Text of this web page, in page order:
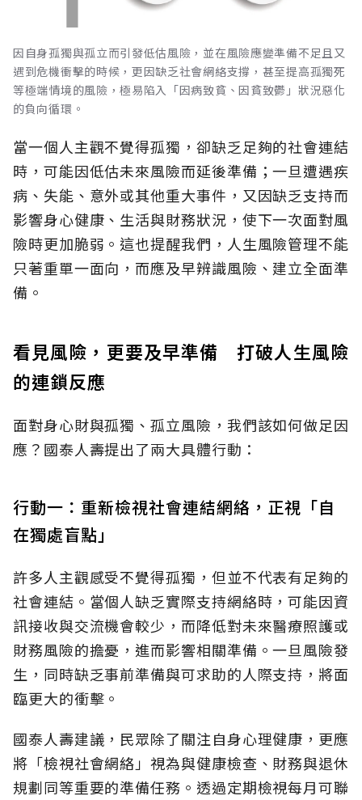
因自身孤獨與孤立而引發低估風險，並在風險應變準備不足且又
遇到危機衝擊的時候，更因缺乏社會網絡支撐，甚至提高孤獨死
等極端情境的風險，極易陷入「因病致貧、因貧致鬱」狀況惡化
的負向循環。
當一個人主觀不覺得孤獨，卻缺乏足夠的社會連結
時，可能因低估未來風險而延後準備；一旦遭遇疾
病、失能、意外或其他重大事件，又因缺乏支持而
影響身心健康、生活與財務狀況，使下一次面對風
險時更加脆弱。這也提醒我們，人生風險管理不能
只著重單一面向，而應及早辨識風險、建立全面準
備。
看見風險，更要及早準備 打破人生風險
的連鎖反應
面對身心財與孤獨、孤立風險，我們該如何做足因
應？國泰人壽提出了兩大具體行動：
行動一：重新檢視社會連結網絡，正視「自
在獨處盲點」
許多人主觀感受不覺得孤獨，但並不代表有足夠的
社會連結。當個人缺乏實際支持網絡時，可能因資
訊接收與交流機會較少，而降低對未來醫療照護或
財務風險的擔憂，進而影響相關準備。一旦風險發
生，同時缺乏事前準備與可求助的人際支持，將面
臨更大的衝擊。
國泰人壽建議，民眾除了關注自身心理健康，更應
將「檢視社會網絡」視為與健康檢查、財務與退休
規劃同等重要的準備任務。透過定期檢視每月可聯